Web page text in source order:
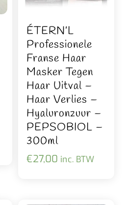
ÉTERN’L
Professionele
Franse Haar
Masker Tegen
Haar Uitval –
Haar Verlies –
Hyaluronzuur –
PEPSOBIOL –
300ml
€27,00 inc. BTW